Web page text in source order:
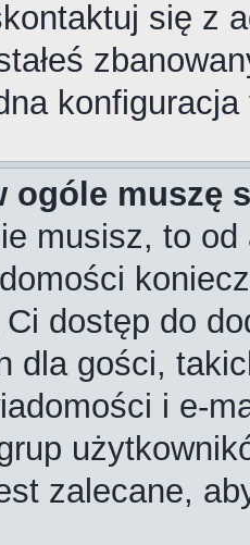
się z
ogóle muszę
musisz, to
dostęp do
dla gości,
i e-
zalecane,